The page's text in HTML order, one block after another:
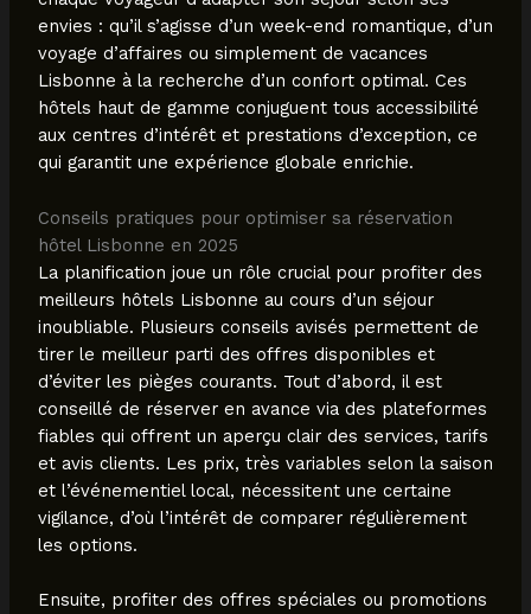
envies : qu’il s’agisse d’un week-end romantique, d’un
voyage d’affaires ou simplement de vacances
Lisbonne à la recherche d’un confort optimal. Ces
hôtels haut de gamme conjuguent tous accessibilité
aux centres d’intérêt et prestations d’exception, ce
qui garantit une expérience globale enrichie.
Conseils pratiques pour optimiser sa réservation
hôtel Lisbonne en 2025
La planification joue un rôle crucial pour profiter des
meilleurs hôtels Lisbonne au cours d’un séjour
inoubliable. Plusieurs conseils avisés permettent de
tirer le meilleur parti des offres disponibles et
d’éviter les pièges courants. Tout d’abord, il est
conseillé de réserver en avance via des plateformes
fiables qui offrent un aperçu clair des services, tarifs
et avis clients. Les prix, très variables selon la saison
et l’événementiel local, nécessitent une certaine
vigilance, d’où l’intérêt de comparer régulièrement
les options.
Ensuite, profiter des offres spéciales ou promotions